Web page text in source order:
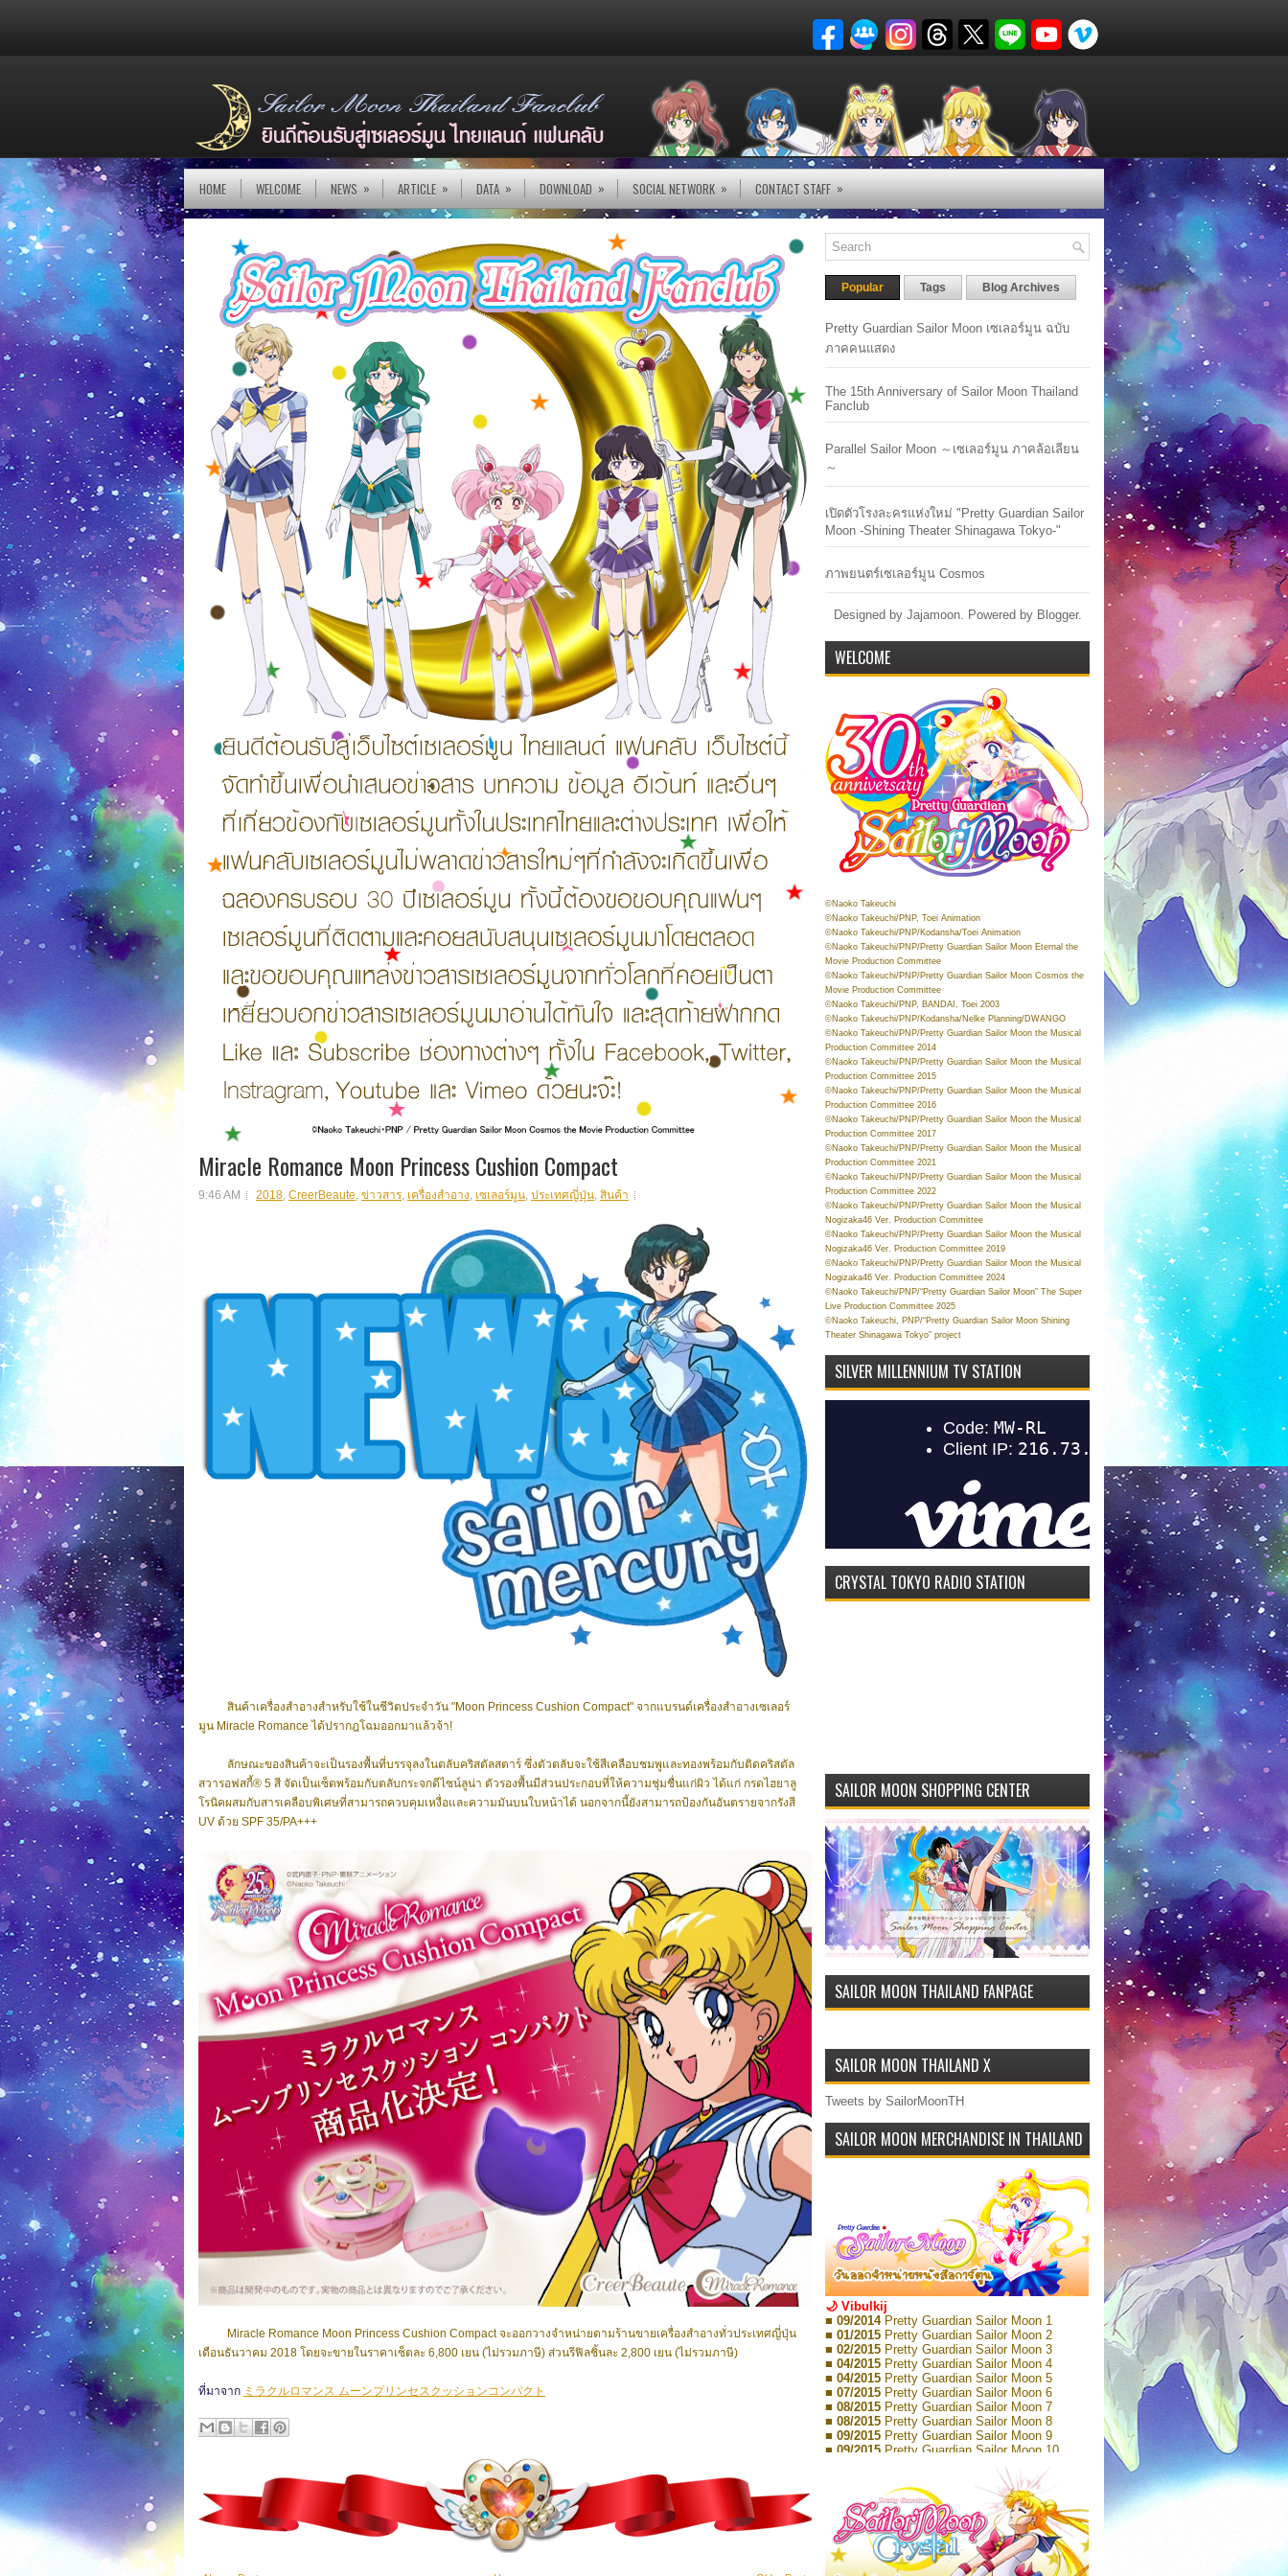
HOME WELCOME NEWS » ARTICLE » DATA » DOWNLOAD » SOCIAL NETWORK » CONTACT STAFF »
Miracle Romance Moon Princess Cushion Compact
9:46 AM 2018, CreerBeaute, ข่าวสาร, เครื่องสำอาง, เซเลอร์มูน, ประเทศญี่ปุ่น, สินค้า
สินค้าเครื่องสำอางสำหรับใช้ในชีวิตประจำวัน "Moon Princess Cushion Compact" จากแบรนด์เครื่องสำอางเซเลอร์
มูน Miracle Romance ได้ปรากฎโฉมออกมาแล้วจ้า!
ลักษณะของสินค้าจะเป็นรองพื้นที่บรรจุลงในตลับคริสตัลสตาร์ ซึ่งตัวตลับจะใช้สีเคลือบชมพูและทองพร้อมกับติดคริสตัล
สวารอฟสกี้® 5 สี จัดเป็นเซ็ตพร้อมกับตลับกระจกดีไซน์ลูน่า ตัวรองพื้นมีส่วนประกอบที่ให้ความชุ่มชื่นแก่ผิว ได้แก่ กรดไฮยาลู
โรนิคผสมกับสารเคลือบพิเศษที่สามารถควบคุมเหงื่อและความมันบนใบหน้าได้ นอกจากนี้ยังสามารถป้องกันอันตรายจากรังสี
UV ด้วย SPF 35/PA+++
Miracle Romance Moon Princess Cushion Compactจะออกวางจำหน่ายตามร้านขายเครื่องสำอางทั่วประเทศญี่ปุ่น
เดือนธันวาคม 2018 โดยจะขายในราคาเซ็ตละ 6,800 เยน (ไม่รวมภาษี) ส่วนรีฟิลชิ้นละ 2,800 เยน (ไม่รวมภาษี)
ที่มาจาก ミラクルロマンス ムーンプリンセスクッションコンパクト
Popular Tags Blog Archives
Pretty Guardian Sailor Moon เซเลอร์มูน ฉบับ
ภาคคนแสดง
The 15th Anniversary of Sailor Moon Thailand
Fanclub
Parallel Sailor Moon ～เซเลอร์มูน ภาคล้อเลียน
～
เปิดตัวโรงละครแห่งใหม่ "Pretty Guardian Sailor
Moon -Shining Theater Shinagawa Tokyo-"
ภาพยนตร์เซเลอร์มูน Cosmos
Designed by Jajamoon. Powered by Blogger.
WELCOME
©Naoko Takeuchi
©Naoko Takeuchi/PNP, Toei Animation
©Naoko Takeuchi/PNP/Kodansha/Toei Animation
©Naoko Takeuchi/PNP/Pretty Guardian Sailor Moon Eternal the
Movie Production Committee
©Naoko Takeuchi/PNP/Pretty Guardian Sailor Moon Cosmos the
Movie Production Committee
©Naoko Takeuchi/PNP, BANDAI, Toei 2003
©Naoko Takeuchi/PNP/Kodansha/Nelke Planning/DWANGO
©Naoko Takeuchi/PNP/Pretty Guardian Sailor Moon the Musical
Production Committee 2014
©Naoko Takeuchi/PNP/Pretty Guardian Sailor Moon the Musical
Production Committee 2015
©Naoko Takeuchi/PNP/Pretty Guardian Sailor Moon the Musical
Production Committee 2016
©Naoko Takeuchi/PNP/Pretty Guardian Sailor Moon the Musical
Production Committee 2017
©Naoko Takeuchi/PNP/Pretty Guardian Sailor Moon the Musical
Production Committee 2021
©Naoko Takeuchi/PNP/Pretty Guardian Sailor Moon the Musical
Production Committee 2022
©Naoko Takeuchi/PNP/Pretty Guardian Sailor Moon the Musical
Nogizaka46 Ver. Production Committee
©Naoko Takeuchi/PNP/Pretty Guardian Sailor Moon the Musical
Nogizaka46 Ver. Production Committee 2019
©Naoko Takeuchi/PNP/Pretty Guardian Sailor Moon the Musical
Nogizaka46 Ver. Production Committee 2024
©Naoko Takeuchi/PNP/“Pretty Guardian Sailor Moon” The Super
Live Production Committee 2025
©Naoko Takeuchi, PNP/“Pretty Guardian Sailor Moon Shining
Theater Shinagawa Tokyo” project
SILVER MILLENNIUM TV STATION
CRYSTAL TOKYO RADIO STATION
SAILOR MOON SHOPPING CENTER
SAILOR MOON THAILAND FANPAGE
SAILOR MOON THAILAND X
Tweets by SailorMoonTH
SAILOR MOON MERCHANDISE IN THAILAND
🌙 Vibulkij
■ 09/2014 Pretty Guardian Sailor Moon 1
■ 01/2015 Pretty Guardian Sailor Moon 2
■ 02/2015 Pretty Guardian Sailor Moon 3
■ 04/2015 Pretty Guardian Sailor Moon 4
■ 04/2015 Pretty Guardian Sailor Moon 5
■ 07/2015 Pretty Guardian Sailor Moon 6
■ 08/2015 Pretty Guardian Sailor Moon 7
■ 08/2015 Pretty Guardian Sailor Moon 8
■ 09/2015 Pretty Guardian Sailor Moon 9
■ 09/2015 Pretty Guardian Sailor Moon 10
Pretty Guardian Sailor Moon 11
Pretty Guardian Sailor Moon 12
Pretty Guardian Sailor Moon Short
Stories 1
■ 09/2018Pretty Guardian Sailor Moon Short
Stories 2
■ 01/2022Pretty Guardian Sailor Moon Eternal
Edition 1